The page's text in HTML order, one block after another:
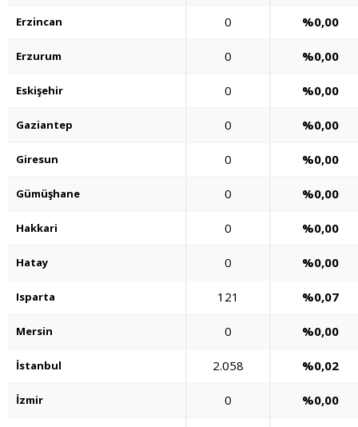
Erzincan 0 %0,00
Erzurum 0 %0,00
Eskişehir 0 %0,00
Gaziantep 0 %0,00
Giresun 0 %0,00
Gümüşhane 0 %0,00
Hakkari 0 %0,00
Hatay 0 %0,00
Isparta 121 %0,07
Mersin 0 %0,00
İstanbul 2.058 %0,02
İzmir 0 %0,00